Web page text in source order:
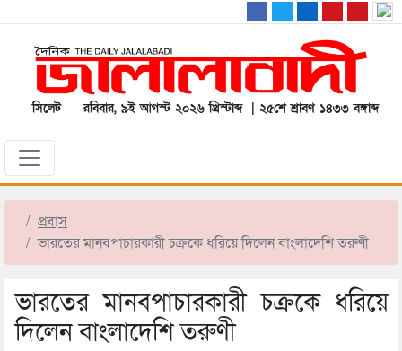
সিলেট রবিবার, ৯ই আগস্ট ২০২৬ খ্রিস্টাব্দ | ২৫শে শ্রাবণ ১৪৩৩ বঙ্গাব্দ
প্রবাস
ভারতের মানবপাচারকারী চক্রকে ধরিয়ে দিলেন বাংলাদেশি তরুণী
ভারতের মানবপাচারকারী চক্রকে ধরিয়ে
দিলেন বাংলাদেশি তরুণী